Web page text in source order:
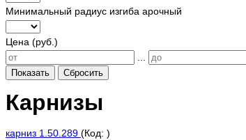
Минимальный радиус изгиба арочный
Цена (руб.)
Показать Сбросить
Карнизы
карниз 1.50.289 (Код: )